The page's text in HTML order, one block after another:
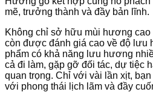
mẽ, trưởng thành và đầy bản lĩnh.
Không chỉ sở hữu mùi hương cao
còn được đánh giá cao về độ lưu
phẩm có khả năng lưu hương
cả đi làm, gặp gỡ đối tác, dự tiệc
quan trọng. Chỉ với vài lần xịt,
với phong thái lịch lãm và đầy